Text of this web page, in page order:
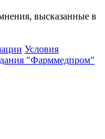
высказанные в
Условия
"Фарммедпром"